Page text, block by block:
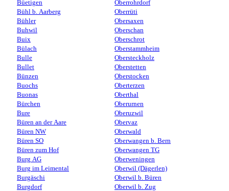
Büetigen
Bühl b. Aarberg
Bühler
Buhwil
Buix
Bülach
Bulle
Bullet
Bünzen
Buochs
Buonas
Bürchen
Bure
Büren an der Aare
Büren NW
Büren SO
Büren zum Hof
Burg AG
Burg im Leimental
Burgäschi
Burgdorf
Oberrohrdorf
Oberrüti
Obersaxen
Oberschan
Oberschrot
Oberstammheim
Obersteckholz
Oberstetten
Oberstocken
Oberterzen
Oberthal
Oberurnen
Oberuzwil
Obervaz
Oberwald
Oberwangen b. Bern
Oberwangen TG
Oberweningen
Oberwil (Dägerlen)
Oberwil b. Büren
Oberwil b. Zug